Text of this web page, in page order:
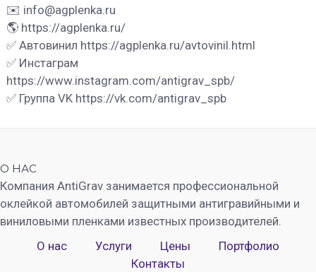
✉️ info@agplenka.ru
🌎 https://agplenka.ru/
✅ Автовинил https://agplenka.ru/avtovinil.html
✅ Инстаграм
https://www.instagram.com/antigrav_spb/
✅ Группа VK https://vk.com/antigrav_spb
О НАС
Компания AntiGrav занимается профессиональной
оклейкой автомобилей защитными антигравийными и
виниловыми пленками известных производителей.
О нас
Услуги Цены
Портфолио
Контакты